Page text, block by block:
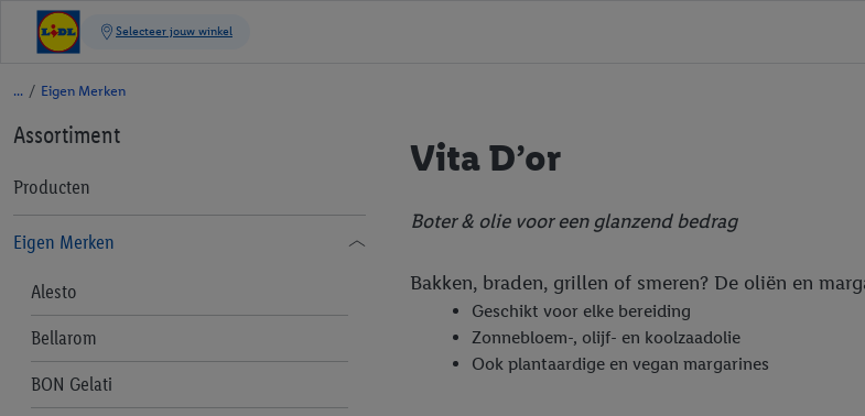
/ Eigen Merken
Assortiment
Producten
Eigen Merken
Alesto
Bellarom
BON Gelati
Vita D’or
Boter & olie voor een glanzend bedrag
Bakken, braden, grillen of smeren? De oliën en
Geschikt voor elke bereiding
Zonnebloem-, olijf- en koolzaadolie
Ook plantaardige en vegan margarines